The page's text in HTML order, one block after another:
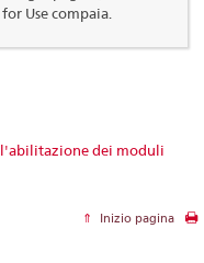
Use compaia.
dei moduli
Inizio pagina